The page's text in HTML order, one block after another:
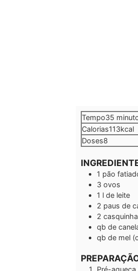
Tempo35
Calorias113kcal
Doses8
1 pão
3 ovos
1 l de leite
2 paus de
2
qb de
qb de mel